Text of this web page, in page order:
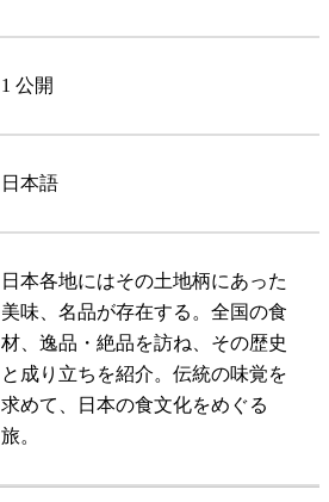
1 公開
日本語
日本各地にはその土地柄にあった
美味、名品が存在する。全国の食
材、逸品・絶品を訪ね、その歴史
と成り立ちを紹介。伝統の味覚を
求めて、日本の食文化をめぐる
旅。